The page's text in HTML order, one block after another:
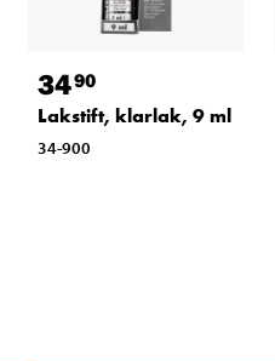
3490
Lakstift, klarlak, 9 ml
34-900